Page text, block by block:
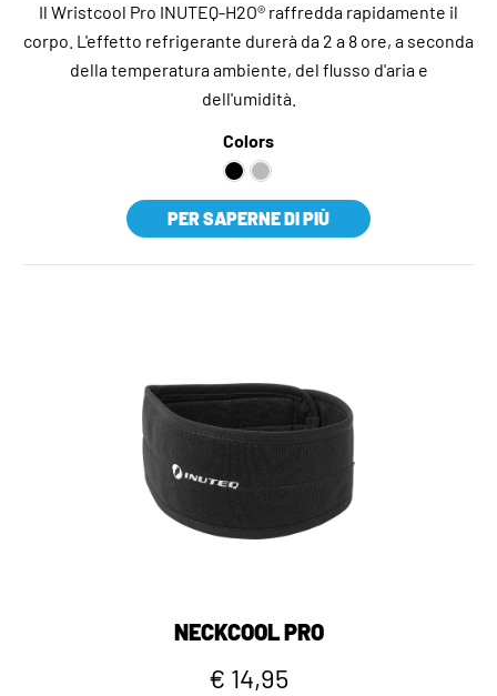
Il Wristcool Pro INUTEQ-H2O® raffredda rapidamente il
corpo. L'effetto refrigerante durerà da 2 a 8 ore, a seconda
della temperatura ambiente, del flusso d'aria e
dell'umidità.
Colors
PER SAPERNE DI PIÙ
NECKCOOL PRO
€ 14,95